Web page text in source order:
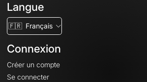
Langue
🇫🇷 Français
Connexion
Créer un compte
Se connecter